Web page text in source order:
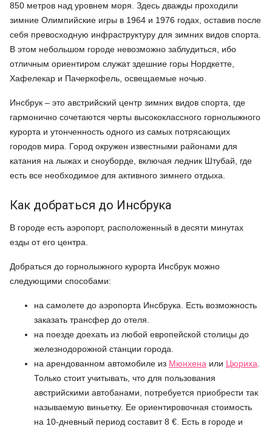
850 метров над уровнем моря. Здесь дважды проходили
зимние Олимпийские игры в 1964 и 1976 годах, оставив после
себя превосходную инфраструктуру для зимних видов спорта.
В этом небольшом городе невозможно заблудиться, ибо
отличным ориентиром служат здешние горы Нордкетте,
Хафелекар и Пачеркофель, освещаемые ночью.
Инсбрук – это австрийский центр зимних видов спорта, где
гармонично сочетаются черты высококлассного горнолыжного
курорта и утонченность одного из самых потрясающих
городов мира. Город окружен известными районами для
катания на лыжах и сноуборде, включая ледник Штубай, где
есть все необходимое для активного зимнего отдыха.
Как добраться до Инсбрука
В городе есть аэропорт, расположенный в десяти минутах
езды от его центра.
Добраться до горнолыжного курорта Инсбрук можно
следующими способами:
на самолете до аэропорта Инсбрука. Есть возможность
заказать трансфер до отеля.
на поезде доехать из любой европейской столицы до
железнодорожной станции города.
на арендованном автомобиле из Мюнхена или Цюриха
Только стоит учитывать, что для пользования
австрийскими автобанами, потребуется приобрести так
называемую виньетку. Ее ориентировочная стоимость
на 10-дневный период составит 8 €. Есть в городе и